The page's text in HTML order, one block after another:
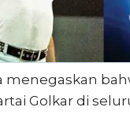
menegaskan
Golkar di